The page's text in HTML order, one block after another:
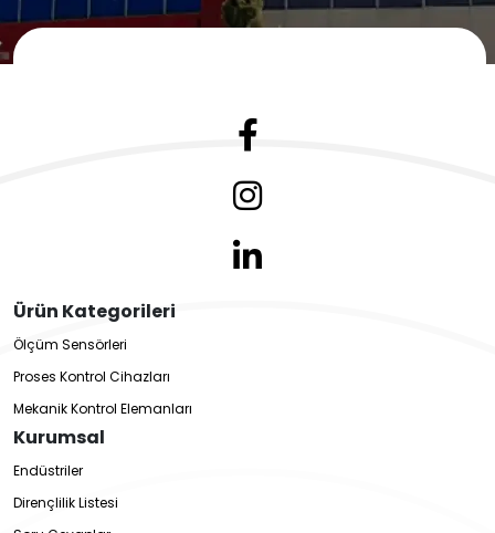
Ürün Kategorileri
Ölçüm Sensörleri
Proses Kontrol Cihazları
Mekanik Kontrol Elemanları
Kurumsal
Endüstriler
Dirençlilik Listesi